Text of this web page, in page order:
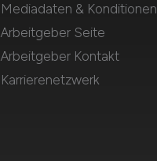
Mediadaten & Konditionen
Arbeitgeber Seite
Arbeitgeber Kontakt
Karrierenetzwerk